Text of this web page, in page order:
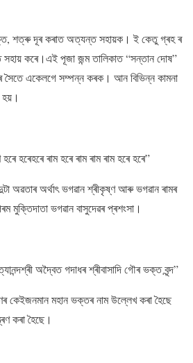
শত্ৰু দূৰ কৰাত অত্যন্ত সহায়ক।‌ ই কেতু গ্ৰহ ৰ
সহায় কৰে।‌এই পূজা জন্ম তালিকাত “সন্তান দোষ”
সৈতে একেলগে সম্পন্ন কৰক। আন বিভিন্ন কামনা
হয়।
হৰেহৰে ৰাম হৰে ৰাম ৰাম ৰাম হৰে হৰে”
অৱতাৰ অৰ্থাৎ ভগৱান শ্ৰীকৃষ্ণ আৰু ভগৱান ৰামৰ
মুক্তিদাতা ভগৱান বাসুদেৱৰ প্ৰশংসা।
অদ্বৈত গদাধৰ শ্ৰীবাসাদি গৌৰ ভক্ত বৃন্দ”
কেইজনমান মহান ভক্তৰ নাম উল্লেখ কৰা হৈছে
কৰা হৈছে।